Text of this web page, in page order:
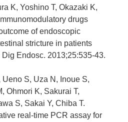
K, Yoshino T, Okazaki K,
drugs
of endoscopic
stricture in patients
Endosc. 2013;25:535-43.
S, Uza N, Inoue S,
Ohmori K, Sakurai T,
S, Sakai Y, Chiba T.
real-time PCR assay for